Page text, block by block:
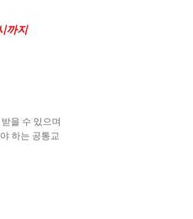
까지
을 수 있으며
하는 공통교